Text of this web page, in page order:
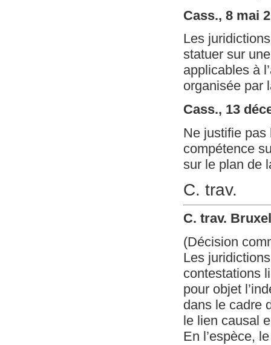
Cass., 8 mai
Les
statuer sur
applicables à
organisée par
Cass., 13
Ne justifie pas
compétence
sur le plan de
C. trav.
C. trav.
(Décision
Les
contestations
pour objet
dans le cadre
le lien causal
En l’espèce,